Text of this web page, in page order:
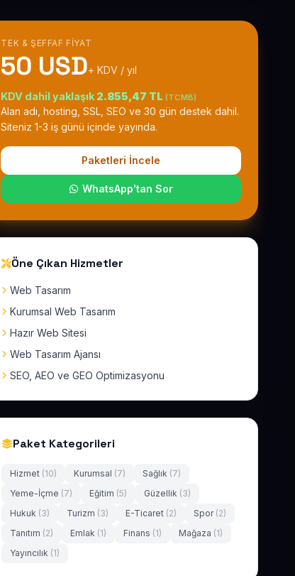
TEK & ŞEFFAF FIYAT
50 USD+ KDV / yıl
KDV dahil yaklaşık 2.855,47 TL (TCMB)
Alan adı, hosting, SSL, SEO ve 30 gün destek dahil.
Siteniz 1-3 iş günü içinde yayında.
Paketleri İncele
WhatsApp'tan Sor
Öne Çıkan Hizmetler
Web Tasarım
Kurumsal Web Tasarım
Hazır Web Sitesi
Web Tasarım Ajansı
SEO, AEO ve GEO Optimizasyonu
Paket Kategorileri
Hizmet (10) Kurumsal (7) Sağlık (7)
Yeme-İçme (7) Eğitim (5) Güzellik (3)
Hukuk (3) Turizm (3) E-Ticaret (2) Spor (2)
Tanıtım (2) Emlak (1) Finans (1) Mağaza (1)
Yayıncılık (1)